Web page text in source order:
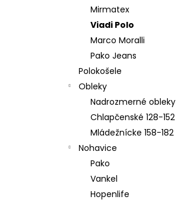
Mirmatex
Viadi Polo
Marco Moralli
Pako Jeans
Polokošele
Obleky
Nadrozmerné obleky
Chlapčenské 128-152
Mládežnícke 158-182
Nohavice
Pako
Vankel
Hopenlife